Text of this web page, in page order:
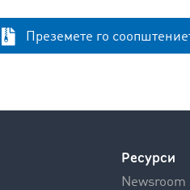
Преземете го
Ресурси
Newsroom